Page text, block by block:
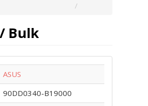
Bulk
ASUS
90DD0340-B19000